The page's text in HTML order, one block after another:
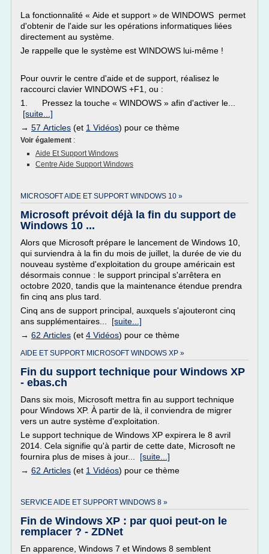
La fonctionnalité « Aide et support » de WINDOWS permet
d'obtenir de l'aide sur les opérations informatiques liées
directement au système.
Je rappelle que le système est WINDOWS lui-même !
Pour ouvrir le centre d'aide et de support, réalisez le
raccourci clavier WINDOWS +F1, ou :
1. Pressez la touche « WINDOWS » afin d'activer le...
[suite...]
→ 57 Articles (et 1 Vidéos) pour ce thème
Voir également :
Aide Et Support Windows
Centre Aide Support Windows
MICROSOFT AIDE ET SUPPORT WINDOWS 10 »
Microsoft prévoit déjà la fin du support de
Windows 10 ...
Alors que Microsoft prépare le lancement de Windows 10,
qui surviendra à la fin du mois de juillet, la durée de vie du
nouveau système d'exploitation du groupe américain est
désormais connue : le support principal s'arrêtera en
octobre 2020, tandis que la maintenance étendue prendra
fin cinq ans plus tard.
Cinq ans de support principal, auxquels s'ajouteront cinq
ans supplémentaires... [suite...]
→ 62 Articles (et 4 Vidéos) pour ce thème
AIDE ET SUPPORT MICROSOFT WINDOWS XP »
Fin du support technique pour Windows XP
- ebas.ch
Dans six mois, Microsoft mettra fin au support technique
pour Windows XP. À partir de là, il conviendra de migrer
vers un autre système d'exploitation.
Le support technique de Windows XP expirera le 8 avril
2014. Cela signifie qu'à partir de cette date, Microsoft ne
fournira plus de mises à jour... [suite...]
→ 62 Articles (et 1 Vidéos) pour ce thème
SERVICE AIDE ET SUPPORT WINDOWS 8 »
Fin de Windows XP : par quoi peut-on le
remplacer ? - ZDNet
En apparence, Windows 7 et Windows 8 semblent